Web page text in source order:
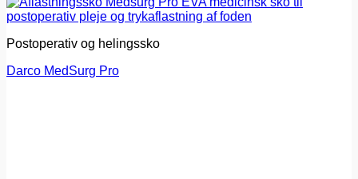
Postoperativ og helingssko
Darco MedSurg Pro